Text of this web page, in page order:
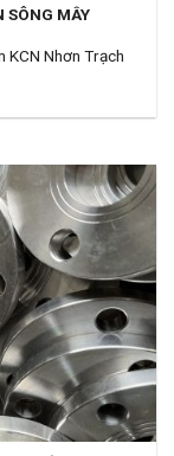
SÔNG MÂY
KCN Nhơn Trạch